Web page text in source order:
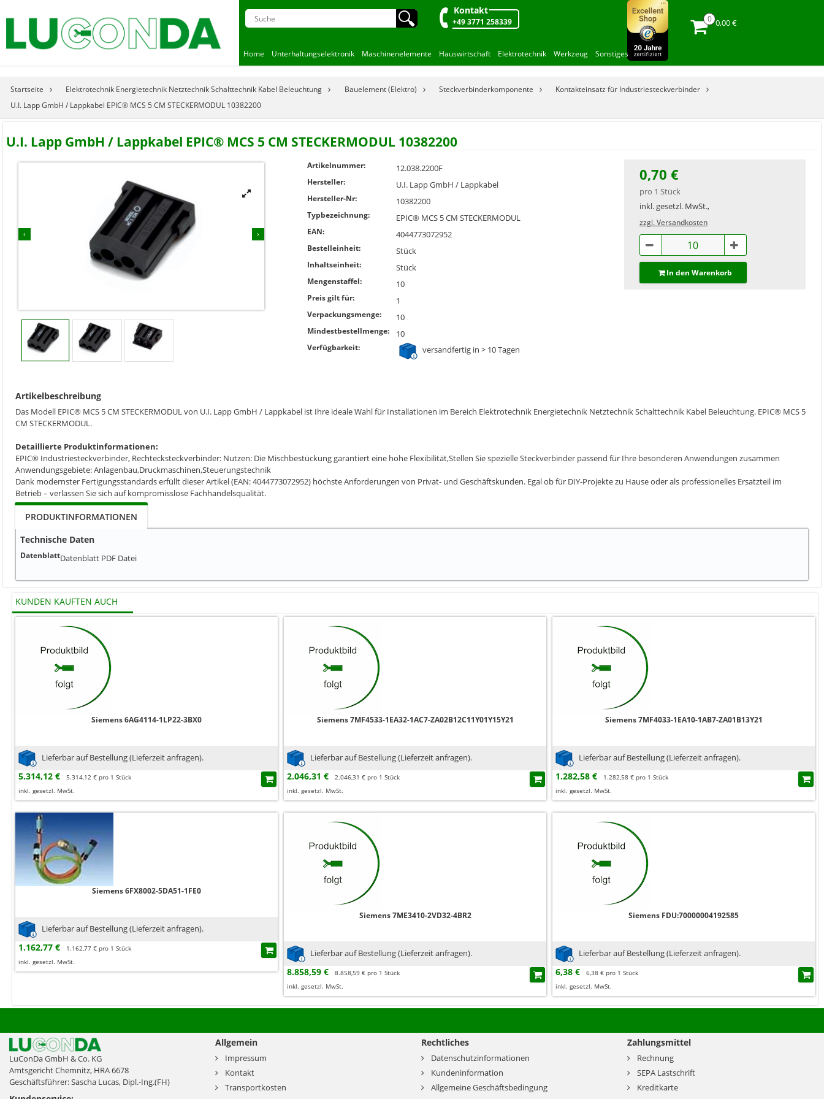
🔍︎ Kontakt
+49 3771 258339 0,00 €
Home Unterhaltungselektronik Maschinenelemente Hauswirtschaft Elektrotechnik Werkzeug Sonstiges
Startseite Elektrotechnik Energietechnik Netztechnik Schalttechnik Kabel Beleuchtung Bauelement (Elektro) Steckverbinderkomponente
Kontakteinsatz für Industriesteckverbinder
U.I. Lapp GmbH / Lappkabel EPIC® MCS 5 CM STECKERMODUL 10382200
U.I. Lapp GmbH / Lappkabel EPIC® MCS 5 CM STECKERMODUL 10382200
‹ ›



Artikelnummer: 12.038.2200F
Hersteller: U.I. Lapp GmbH / Lappkabel
Hersteller-Nr: 10382200
Typbezeichnung: EPIC® MCS 5 CM STECKERMODUL
EAN: 4044773072952
Bestelleinheit: Stück
Inhaltseinheit: Stück
Mengenstaffel: 10
Preis gilt für: 1
Verpackungsmenge: 10
Mindestbestellmenge: 10
Verfügbarkeit: versandfertig in > 10 Tagen
0,70 €
pro 1 Stück
inkl. gesetzl. MwSt.,
zzgl. Versandkosten
In den Warenkorb
Artikelbeschreibung
Das Modell EPIC® MCS 5 CM STECKERMODUL von U.I. Lapp GmbH / Lappkabel ist Ihre ideale Wahl für Installationen im Bereich Elektrotechnik Energietechnik Netztechnik Schalttechnik Kabel Beleuchtung. EPIC® MCS 5
CM STECKERMODUL.
Detaillierte Produktinformationen:
EPIC® Industriesteckverbinder, Rechtecksteckverbinder: Nutzen: Die Mischbestückung garantiert eine hohe Flexibilität,Stellen Sie spezielle Steckverbinder passend für Ihre besonderen Anwendungen zusammen
Anwendungsgebiete: Anlagenbau,Druckmaschinen,Steuerungstechnik
Dank modernster Fertigungsstandards erfüllt dieser Artikel (EAN: 4044773072952) höchste Anforderungen von Privat- und Geschäftskunden. Egal ob für DIY-Projekte zu Hause oder als professionelles Ersatzteil im
Betrieb – verlassen Sie sich auf kompromisslose Fachhandelsqualität.
PRODUKTINFORMATIONEN
Technische Daten
DatenblattDatenblatt PDF Datei
KUNDEN KAUFTEN AUCH
Siemens 6AG4114-1LP22-3BX0
Lieferbar auf Bestellung (Lieferzeit anfragen).
5.314,12 €
5.314,12 € pro 1 Stück
inkl. gesetzl. MwSt.
Siemens 7MF4533-1EA32-1AC7-ZA02B12C11Y01Y15Y21
Lieferbar auf Bestellung (Lieferzeit anfragen).
2.046,31 €
2.046,31 € pro 1 Stück
inkl. gesetzl. MwSt.
Siemens 7MF4033-1EA10-1AB7-ZA01B13Y21
Lieferbar auf Bestellung (Lieferzeit anfragen).
1.282,58 €
1.282,58 € pro 1 Stück
inkl. gesetzl. MwSt.
Siemens 6FX8002-5DA51-1FE0
Lieferbar auf Bestellung (Lieferzeit anfragen).
1.162,77 €
1.162,77 € pro 1 Stück
inkl. gesetzl. MwSt.
Siemens 7ME3410-2VD32-4BR2
Lieferbar auf Bestellung (Lieferzeit anfragen).
8.858,59 €
8.858,59 € pro 1 Stück
inkl. gesetzl. MwSt.
Siemens FDU:70000004192585
Lieferbar auf Bestellung (Lieferzeit anfragen).
6,38 €
6,38 € pro 1 Stück
inkl. gesetzl. MwSt.
LuConDa GmbH & Co. KG
Amtsgericht Chemnitz, HRA 6678
Geschäftsführer: Sascha Lucas, Dipl.-Ing.(FH)
Allgemein
Impressum
Kontakt
Transportkosten
Rechtliches
Datenschutzinformationen
Kundeninformation
Allgemeine Geschäftsbedingung
Zahlungsmittel
Rechnung
SEPA Lastschrift
Kreditkarte